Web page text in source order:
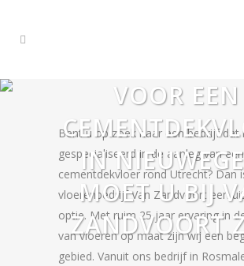
VOOR EEN
IN
MOET U BIJ
ZANDVOORT
Bent u op zoek naar een bedrijf dat
gespecialiseerd in de aanleg van een
cementdekvloer rond Utrecht? Dan
vloerenbedrijf Van Zandvoort een
optie. Met ruim 25 jaar ervaring in
van vloeren op maat zijn wij een
gebied. Vanuit ons bedrijf in